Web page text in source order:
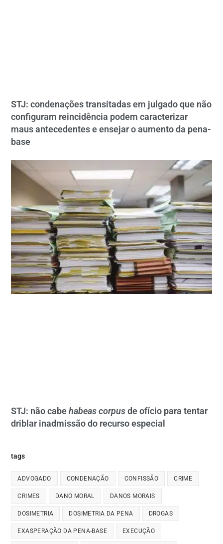
STJ: condenações transitadas em julgado que não
configuram reincidência podem caracterizar
maus antecedentes e ensejar o aumento da pena-
base
STJ: não cabehabeas corpusde ofício para tentar
driblar inadmissão do recurso especial
tags
ADVOGADO CONDENAÇÃO CONFISSÃO CRIME
CRIMES DANO MORAL DANOS MORAIS
DOSIMETRIA DOSIMETRIA DA PENA DROGAS
EXASPERAÇÃO DA PENA-BASE EXECUÇÃO